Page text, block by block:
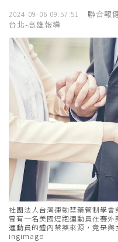
2024-09-06 09:57:51
聯合報
台北-高雄報導
社團法人台灣運動禁藥管制學會
曾有一名美國短跑運動員在賽
運動員的體內禁藥來源，竟是
ingimage